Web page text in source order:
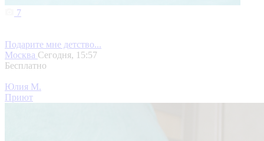
7
Подарите мне детство...
Москва Сегодня, 15:57
Бесплатно
Юлия М.
Приют